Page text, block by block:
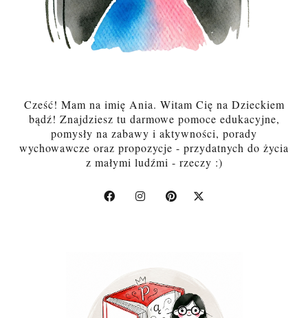
Cześć! Mam na imię Ania. Witam Cię na Dzieckiem
bądź! Znajdziesz tu darmowe pomoce edukacyjne,
pomysły na zabawy i aktywności, porady
wychowawcze oraz propozycje - przydatnych do życia
z małymi ludźmi - rzeczy :)